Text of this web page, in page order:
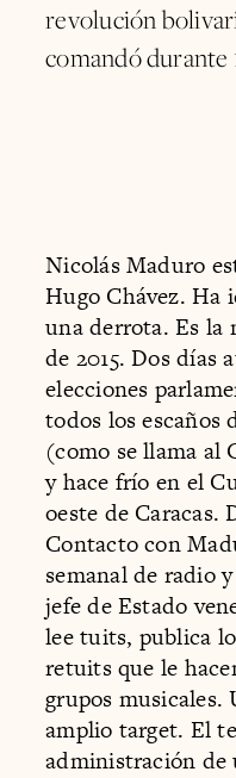
revolución
comandó durante
Nicolás Maduro
Hugo Chávez. Ha
una derrota. Es la
de 2015. Dos días
elecciones
todos los escaños
(como se llama al
y hace frío en el
oeste de
Contacto con
semanal de radio
jefe de Estado
lee tuits, publica
retuits que le
grupos
amplio target. El
administración de